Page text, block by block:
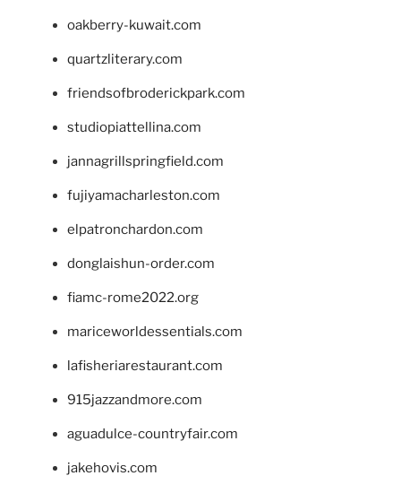
oakberry-kuwait.com
quartzliterary.com
friendsofbroderickpark.com
studiopiattellina.com
jannagrillspringfield.com
fujiyamacharleston.com
elpatronchardon.com
donglaishun-order.com
fiamc-rome2022.org
mariceworldessentials.com
lafisheriarestaurant.com
915jazzandmore.com
aguadulce-countryfair.com
jakehovis.com